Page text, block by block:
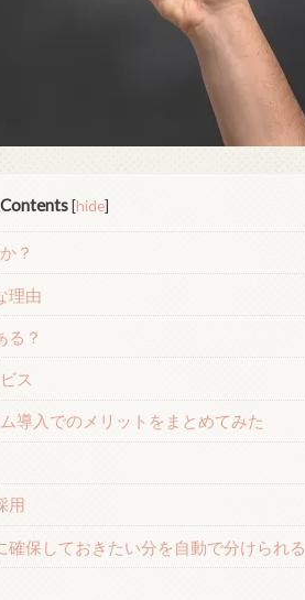
Contents [hide]
？
理由
る？
ス
導入でのメリットをまとめてみた
用
確保しておきたい分を自動で分けられる